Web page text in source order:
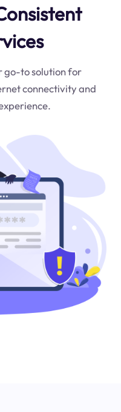
go-to solution for
connectivity and